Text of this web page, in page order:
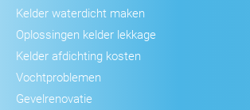
Kelder waterdicht maken
Oplossingen kelder lekkage
Kelder afdichting kosten
Vochtproblemen
Gevelrenovatie